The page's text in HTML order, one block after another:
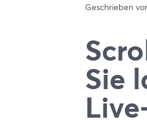
Geschrieben
Sie